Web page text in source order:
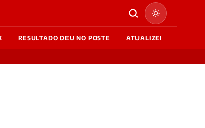
RESULTADO DEU NO POSTE ATUALIZEI